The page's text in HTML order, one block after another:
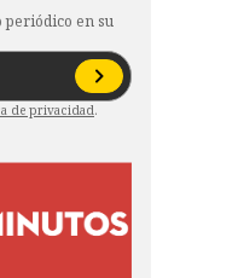
en su
de privacidad.